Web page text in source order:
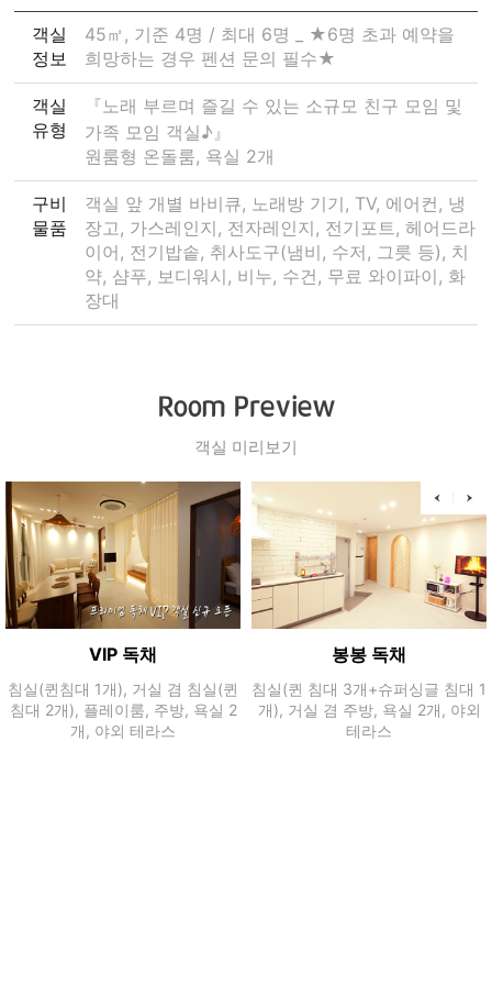
객실
정보
45㎡, 기준 4명 / 최대 6명 _ ★6명 초과 예약을
희망하는 경우 펜션 문의 필수★
객실
유형
『노래 부르며 즐길 수 있는 소규모 친구 모임 및
가족 모임 객실♪』
원룸형 온돌룸, 욕실 2개
구비
물품
객실 앞 개별 바비큐, 노래방 기기, TV, 에어컨, 냉
장고, 가스레인지, 전자레인지, 전기포트, 헤어드라
이어, 전기밥솥, 취사도구(냄비, 수저, 그릇 등), 치
약, 샴푸, 보디워시, 비누, 수건, 무료 와이파이, 화
장대
Room Preview
객실 미리보기
VIP 독채
침실(퀸침대 1개), 거실 겸 침실(퀸
침대 2개), 플레이룸, 주방, 욕실 2
개, 야외 테라스
봉봉 독채
침실(퀸 침대 3개+슈퍼싱글 침대 1
개), 거실 겸 주방, 욕실 2개, 야외
테라스